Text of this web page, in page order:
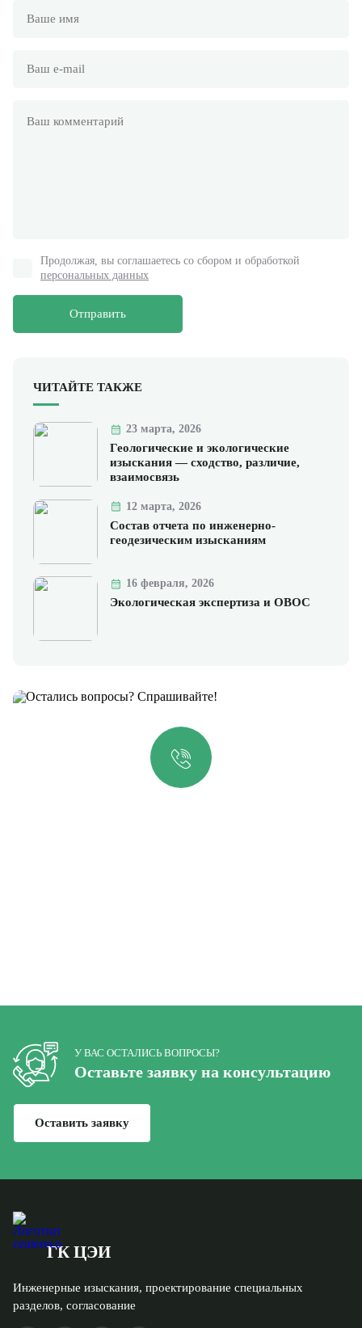
Продолжая, вы соглашаетесь со сбором и обработкой
персональных данных
Отправить
ЧИТАЙТЕ ТАКЖЕ
23 марта, 2026
Геологические и экологические
изыскания — сходство, различие,
взаимосвязь
12 марта, 2026
Состав отчета по инженерно-
геодезическим изысканиям
16 февраля, 2026
Экологическая экспертиза и ОВОС
Оставьте заявку на консультацию
У ВАС ОСТАЛИСЬ ВОПРОСЫ?
Оставить заявку
ГК ЦЭИ
Инженерные изыскания, проектирование специальных
разделов, согласование